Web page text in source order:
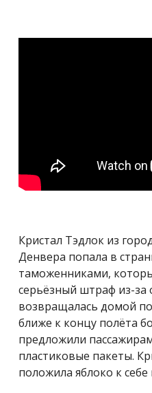
Кристал Тэдлок из
Денвера попала в
таможенниками,
серьёзный штраф из-
возвращалась домой
ближе к концу полёта
предложили
пластиковые пакеты.
положила яблоко к себе